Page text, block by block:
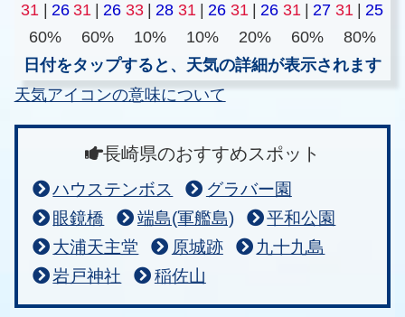
31 26 31 26 33 28 31 26 31 26 31 27 31
25
60%
60% 10% 10% 20% 60%
80%
日付をタップすると、天気の詳細が表示されます
天気アイコンの意味について
長崎県のおすすめスポット
ハウステンボス
グラバー園
眼鏡橋
端島(軍艦島)
平和公園
大浦天主堂
原城跡
九十九島
岩戸神社
稲佐山